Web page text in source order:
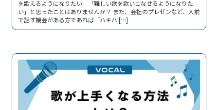
を歌えるようになりたい」「難しい歌を歌いこなせるようになりた
い」と思ったことはありませんか？ また、会社のプレゼンなど、人前
で話す機会がある方であれば「ハキハ […]